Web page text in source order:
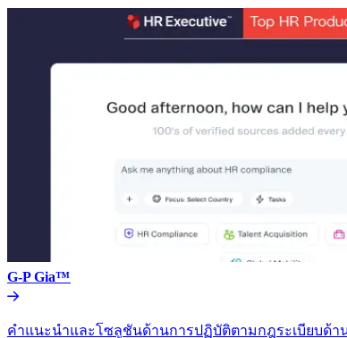
G-P Gia™​​
คำแนะนำและโซลูชันด้านการปฏิบัติตามกฎระเบียบด้